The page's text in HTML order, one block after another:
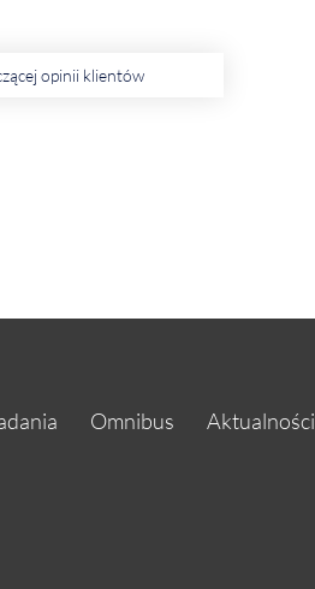
opinii klientów
Omnibus Aktualności